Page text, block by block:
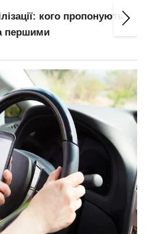
кого пропонують
першими